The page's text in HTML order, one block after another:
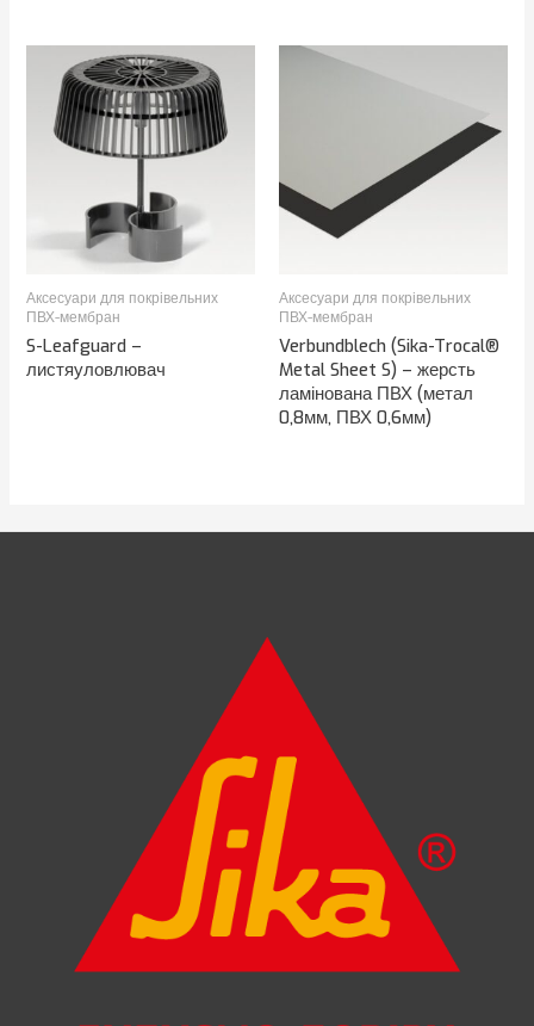
Аксесуари для покрівельних
ПВХ-мембран
S-Leafguard –
листяуловлювач
Аксесуари для покрівельних
ПВХ-мембран
Verbundblech (Sika-Trocal®
Metal Sheet S) – жерсть
ламінована ПВХ (метал
0,8мм, ПВХ 0,6мм)